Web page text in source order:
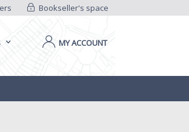
Bookseller's space
MY ACCOUNT